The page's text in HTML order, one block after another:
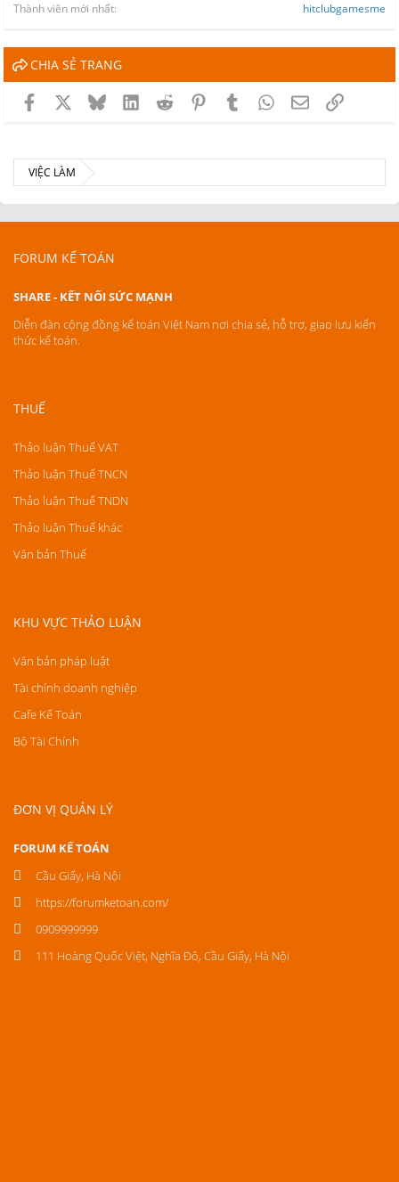
Thành viên mới nhất
hitclubgamesme
CHIA SẺ TRANG
Facebook BlueskyLinkedInReddit PinterestTumblrWhatsApp
EmailLink
VIỆC LÀM
FORUM KẾ TOÁN
SHARE - KẾT NỐI SỨC MẠNH
Diễn đàn cộng đồng kế toán Việt Nam nơi chia sẻ, hỗ trợ, giao lưu kiến
thức kế toán.
THUẾ
Thảo luận Thuế VAT
Thảo luận Thuế TNCN
Thảo luận Thuế TNDN
Thảo luận Thuế khác
Văn bản Thuế
KHU VỰC THẢO LUẬN
Văn bản pháp luật
Tài chính doanh nghiệp
Cafe Kế Toán
Bộ Tài Chính
ĐƠN VỊ QUẢN LÝ
FORUM KẾ TOÁN
Cầu Giấy, Hà Nội
https://forumketoan.com/
0909999999
111 Hoàng Quốc Việt, Nghĩa Đô, Cầu Giấy, Hà Nội